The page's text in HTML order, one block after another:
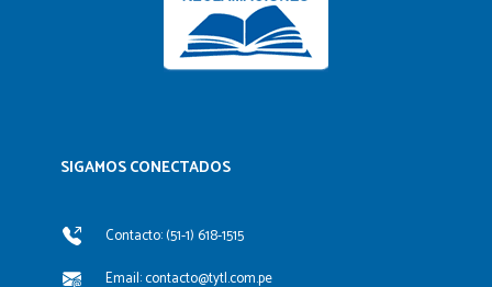
SIGAMOS CONECTADOS​
Contacto: (51-1) 618-1515
Email: contacto@tytl.com.pe